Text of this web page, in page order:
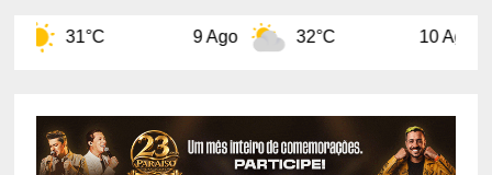
9 Ago 32°C 10 Ago 32°C